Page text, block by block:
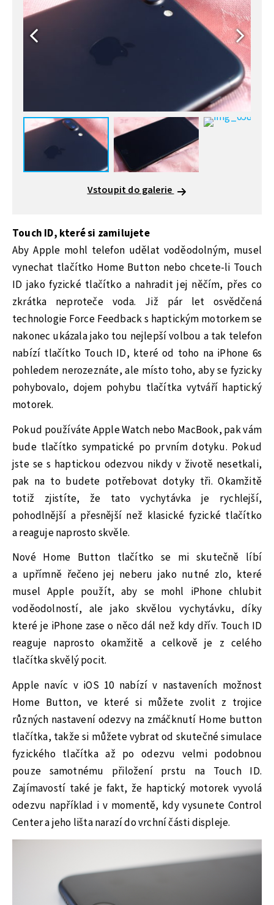
Vstoupit do galerie
Touch ID, které si zamilujete
Aby Apple mohl telefon udělat voděodolným, musel
vynechat tlačítko Home Button nebo chcete-li Touch
ID jako fyzické tlačítko a nahradit jej něčím, přes co
zkrátka neproteče voda. Již pár let osvědčená
technologie Force Feedback s haptickým motorkem se
nakonec ukázala jako tou nejlepší volbou a tak telefon
nabízí tlačítko Touch ID, které od toho na iPhone 6s
pohledem nerozeznáte, ale místo toho, aby se fyzicky
pohybovalo, dojem pohybu tlačítka vytváří haptický
motorek.
Pokud používáte Apple Watch nebo MacBook, pak vám
bude tlačítko sympatické po prvním dotyku. Pokud
jste se s haptickou odezvou nikdy v životě nesetkali,
pak na to budete potřebovat dotyky tři. Okamžitě
totiž zjistíte, že tato vychytávka je rychlejší,
pohodlnější a přesnější než klasické fyzické tlačítko
a reaguje naprosto skvěle.
Nové Home Button tlačítko se mi skutečně líbí
a upřímně řečeno jej neberu jako nutné zlo, které
musel Apple použít, aby se mohl iPhone chlubit
voděodolností, ale jako skvělou vychytávku, díky
které je iPhone zase o něco dál než kdy dřív. Touch ID
reaguje naprosto okamžitě a celkově je z celého
tlačítka skvělý pocit.
Apple navíc v iOS 10 nabízí v nastaveních možnost
Home Button, ve které si můžete zvolit z trojice
různých nastavení odezvy na zmáčknutí Home button
tlačítka, takže si můžete vybrat od skutečné simulace
fyzického tlačítka až po odezvu velmi podobnou
pouze samotnému přiložení prstu na Touch ID.
Zajímavostí také je fakt, že haptický motorek vyvolá
odezvu například i v momentě, kdy vysunete Control
Center a jeho lišta narazí do vrchní části displeje.